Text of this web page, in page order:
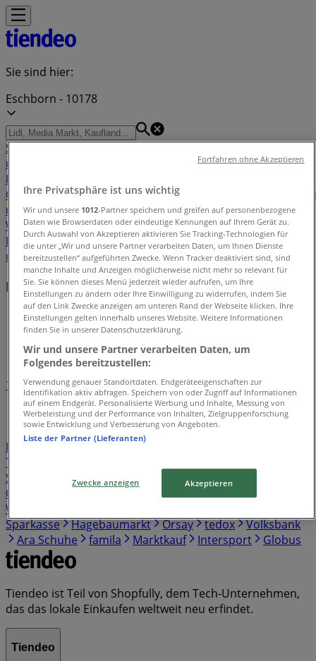
Sie sind hier:
Eschborn - 10178
SchnäppchenSupermärkteMöbelhäuserKleidung, Schuhe
und Accessoires
Drogerien und
Parfümerie
GartencenterBiomärkteDiscounter
und BabyAuto, Motorrad und
WerkstattKaufhäuserReisen und FreizeitOptiker und
HörzentrenRestaurantsBücher und SchreibwarenBanken
und Versicherungen
Filiale in der Nähe
Tiendeo in Eschborn»
Einzelhändlerindex in Eschborn
1 345
38
Kaufland
Lidl REWE Birkenstock
Penny
Norisbank Aldi Süd
Thule
Sparda Bank
Thomas Philipps Tamaris
OTTO
Gerry Weber Samsung
Witt
Weiden
Sparkasse
Hagebaumarkt Orsay tedox
Volksbank
Ara Schuhe
famila Marktkauf Intersport Globus
Tiendeo ist Teil von Shopfully, dem Tech-Unternehmen,
das das lokale Einkaufen weltweit neu erfindet.
Tiendeo
Ihre Privatsphäre ist uns wichtig
Wir und unsere 1012-Partner speichern und greifen auf personenbezogene
Daten wie Browserdaten oder eindeutige Kennungen auf Ihrem Gerät zu.
Durch Auswahl von Akzeptieren aktivieren Sie Tracking-Technologien für
die unter „Wir und unsere Partner verarbeiten Daten, um Ihnen Dienste
bereitzustellen“ aufgeführten Zwecke. Wenn Tracker deaktiviert sind, sind
manche Inhalte und Anzeigen möglicherweise nicht mehr so relevant für
Sie. Sie können dieses Menü jederzeit wieder aufrufen, um Ihre
Einstellungen zu ändern oder Ihre Einwilligung zu widerrufen, indem Sie
auf den Link Zwecke anzeigen am unteren Rand der Webseite klicken. Ihre
Einstellungen gelten innerhalb unseres Website. Weitere Informationen
finden Sie in unserer Datenschutzerklärung.
Wir und unsere Partner verarbeiten Daten, um
Folgendes bereitzustellen:
Verwendung genauer Standortdaten. Endgeräteeigenschaften zur
Identifikation aktiv abfragen. Speichern von oder Zugriff auf Informationen
auf einem Endgerät. Personalisierte Werbung und Inhalte, Messung von
Werbeleistung und der Performance von Inhalten, Zielgruppenforschung
sowie Entwicklung und Verbesserung von Angeboten.
Liste der Partner (Lieferanten)
Zwecke anzeigen Akzeptieren
Fortfahren ohne Akzeptieren